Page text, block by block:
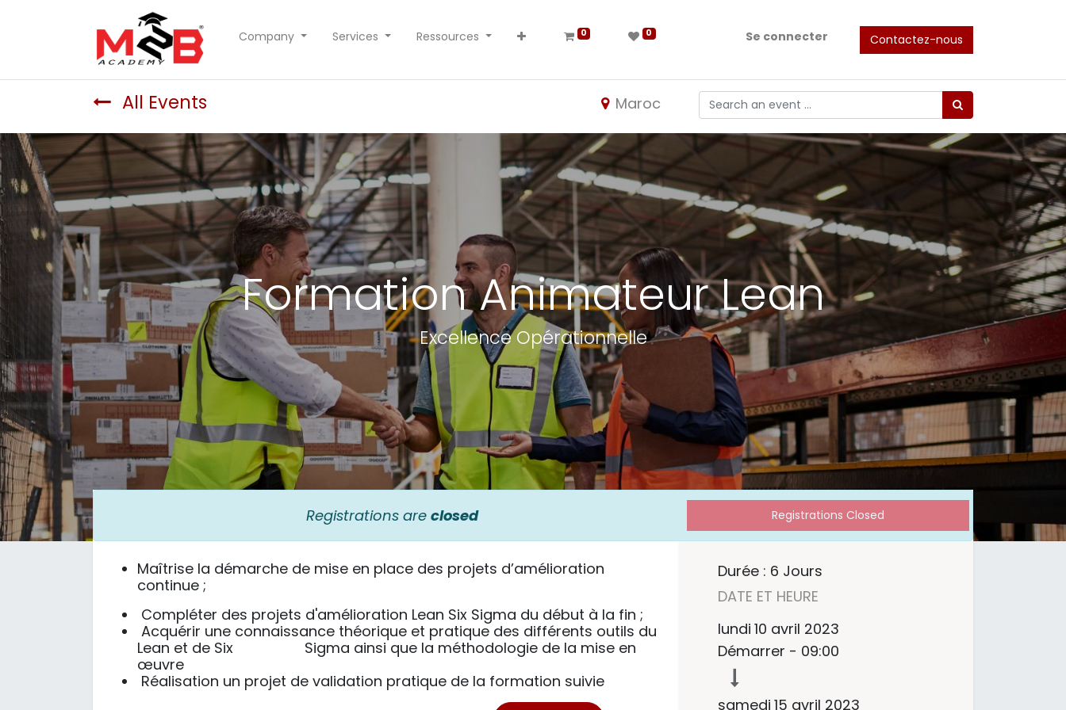
Company Services Ressources 0 0 Se connecter Contactez-nous
All Events Maroc
Formation Animateur Lean
Excellence Opérationnelle
Registrations are closed Registrations Closed
Maîtrise la démarche de mise en place des projets d’amélioration
continue ;
Compléter des projets d'amélioration Lean Six Sigma du début à la fin ;
Acquérir une connaissance théorique et pratique des différents outils du
Lean et de Six Sigma ainsi que la méthodologie de la mise en
œuvre
Réalisation un projet de validation pratique de la formation suivie
Durée : 6 Jours
DATE ET HEURE
lundi 10 avril 2023
Démarrer - 09:00
samedi 15 avril 2023